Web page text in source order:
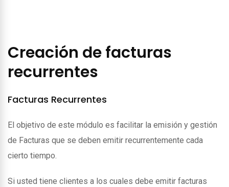
Creación de facturas
recurrentes
Facturas Recurrentes
El objetivo de este módulo es facilitar la emisión y gestión
de Facturas que se deben emitir recurrentemente cada
cierto tiempo.
Si usted tiene clientes a los cuales debe emitir facturas